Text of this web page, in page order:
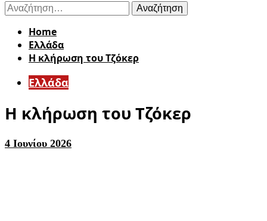
Αναζήτηση
για:
Home
Ελλάδα
Η κλήρωση του Τζόκερ
Ελλάδα
Η κλήρωση του Τζόκερ
4 Ιουνίου 2026